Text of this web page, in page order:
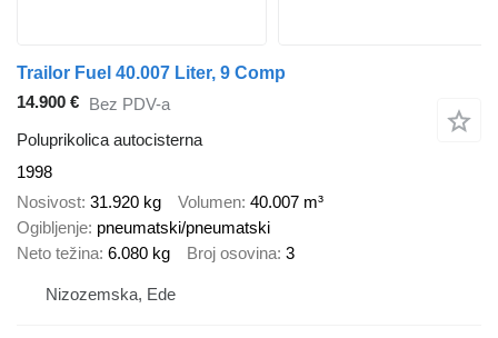
Trailor Fuel 40.007 Liter, 9 Comp
14.900 € Bez PDV-a
Poluprikolica autocisterna
1998
Nosivost 31.920 kg Volumen 40.007 m³
Ogibljenje pneumatski/pneumatski
Neto težina 6.080 kg Broj osovina 3
Nizozemska, Ede